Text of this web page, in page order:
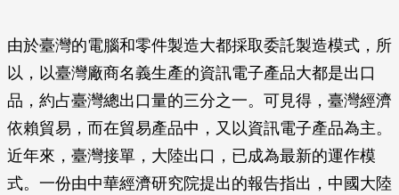
由於臺灣的電腦和零件製造大都採取委託製造模式，所
以，以臺灣廠商名義生產的資訊電子產品大都是出口
品，約占臺灣總出口量的三分之一。可見得，臺灣經濟
依賴貿易，而在貿易產品中，又以資訊電子產品為主。
近年來，臺灣接單，大陸出口，已成為最新的運作模
式。一份由中華經濟研究院提出的報告指出，中國大陸